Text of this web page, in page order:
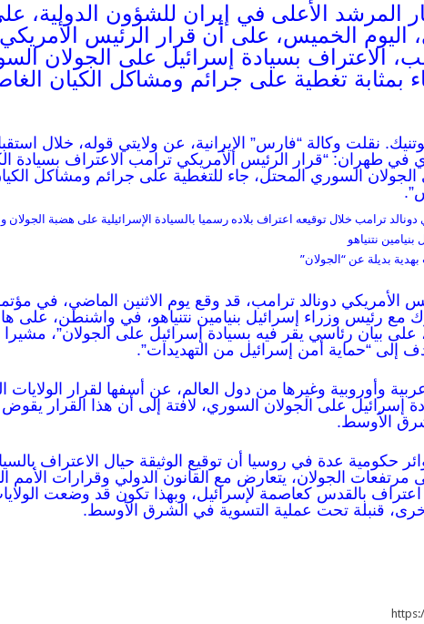
المرشد الأعلى في إيران للشؤون الدولية،
اليوم الخميس، على أن قرار الرئيس
الاعتراف بسيادة إسرائيل على الجولان
بمثابة تغطية على جرائم ومشاكل الكيان
نقلت وكالة “فارس” الإيرانية، عن ولايتي قوله، خلال
في طهران: “قرار الرئيس الأمريكي ترامب الاعتراف بسيادة
الجولان السوري المحتل، جاء للتغطية على جرائم ومشاكل
بديلة عن “الجولان”
الأمريكي دونالد ترامب، قد وقع يوم الاثنين الماضي، في
رئيس وزراء إسرائيل بنيامين نتنياهو، في واشنطن، على
على بيان رئاسي يقر فيه بسيادة إسرائيل على الجولان”،
إلى “حماية أمن إسرائيل من التهديدات”.
وأوروبية وغيرها من دول العالم، عن أسفها لقرار الولايات
إسرائيل على الجولان السوري، لافتة إلى أن هذا القرار
الأوسط.
حكومية عدة في روسيا أن توقيع الوثيقة حيال الاعتراف
مرتفعات الجولان، يتعارض مع القانون الدولي وقرارات الأمم
بالقدس كعاصمة لإسرائيل، وبهذا تكون قد وضعت
قنبلة تحت عملية التسوية في الشرق الأوسط.